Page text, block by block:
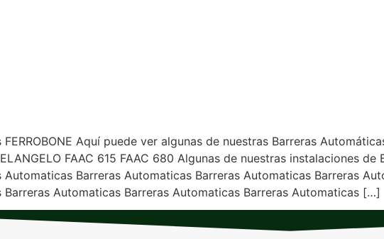
Aquí puede ver algunas de nuestras Barreras
FAAC 615 FAAC 680 Algunas de nuestras instalaciones
Automaticas Barreras Automaticas Barreras Automaticas Barreras
Barreras Automaticas Barreras Automaticas Barreras Automaticas […]